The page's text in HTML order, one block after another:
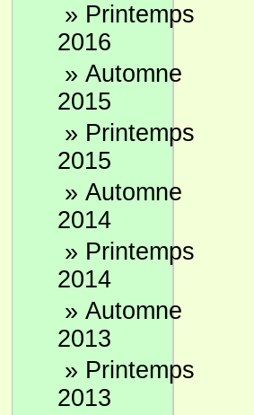
» Printemps
2016
» Automne
2015
» Printemps
2015
» Automne
2014
» Printemps
2014
» Automne
2013
» Printemps
2013